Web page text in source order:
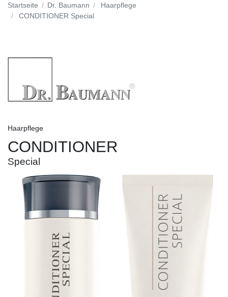
Startseite Dr. Baumann
Haarpflege
CONDITIONER Special
Haarpflege
CONDITIONER
Special